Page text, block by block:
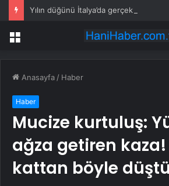
Menü
Anasayfa / Haber
Haber
Mucize kurtuluş:
ağza getiren kaza!
kattan böyle düştü